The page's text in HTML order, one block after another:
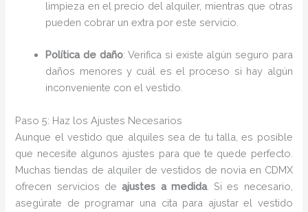
limpieza en el precio del alquiler, mientras que otras
pueden cobrar un extra por este servicio.
Política de daño: Verifica si existe algún seguro para
daños menores y cuál es el proceso si hay algún
inconveniente con el vestido.
Paso 5: Haz los Ajustes Necesarios
Aunque el vestido que alquiles sea de tu talla, es posible
que necesite algunos ajustes para que te quede perfecto.
Muchas tiendas de alquiler de vestidos de novia en CDMX
ofrecen servicios deajustes a medida. Si es necesario,
asegúrate de programar una cita para ajustar el vestido